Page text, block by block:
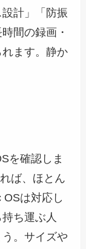
計」「防振
間の録画・
ます。静か
を確認しま
ば、ほとん
OSは対応し
ち運ぶ人
。サイズや